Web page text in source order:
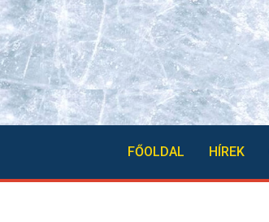
FŐOLDAL HÍREK